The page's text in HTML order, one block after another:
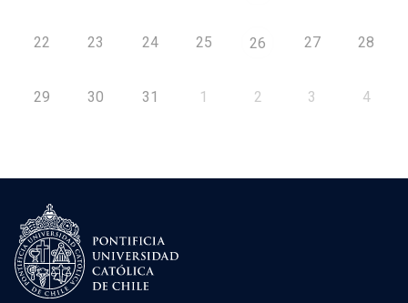
22 23 24 25 26 27 28
29 30 31 1 2 3 4